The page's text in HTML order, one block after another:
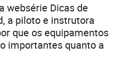
websérie Dicas de
a piloto e instrutora
que os equipamentos
importantes quanto a